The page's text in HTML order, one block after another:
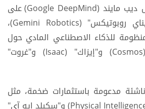
إذ تعمل شركة غوغل ديب مايند (Google DeepMind) على
تطوير مشروع "جيميناي روبوتيكس" (Gemini Robotics)،
للذكاء الاصطناعي المادي حول
منصات "كوزموس" (Cosmos) و"إيزاك" (Isaac) و"غروت"
مدعومة باستثمارات ضخمة، مثل